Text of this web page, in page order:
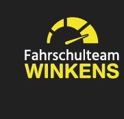
springen